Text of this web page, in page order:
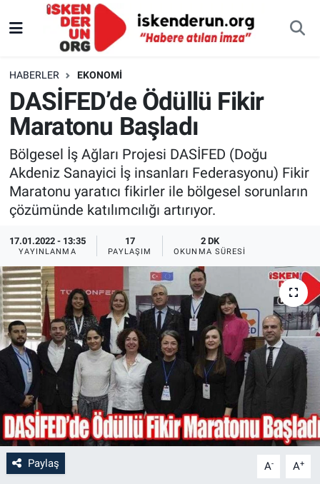
HABERLER EKONOMI
DASİFED’de Ödüllü Fikir
Maratonu Başladı
Bölgesel İş Ağları Projesi DASİFED (Doğu
Akdeniz Sanayici İş insanları Federasyonu) Fikir
Maratonu yaratıcı fikirler ile bölgesel sorunların
çözümünde katılımcılığı artırıyor.
17.01.2022 - 13:35
YAYINLANMA
17
PAYLAŞIM
2 DK
OKUNMA SÜRESI
Paylaş A- A+